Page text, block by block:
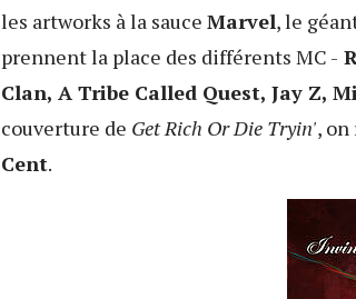
les artworks à la sauce Marvel, le
prennent la place des différents MC -
Clan, A Tribe Called Quest, Jay Z,
couverture de Get Rich Or Die Tryin',
Cent.